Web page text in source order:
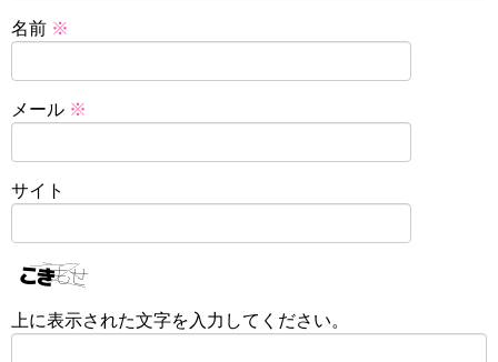
名前 ※
メール ※
サイト
上に表示された文字を入力してください。